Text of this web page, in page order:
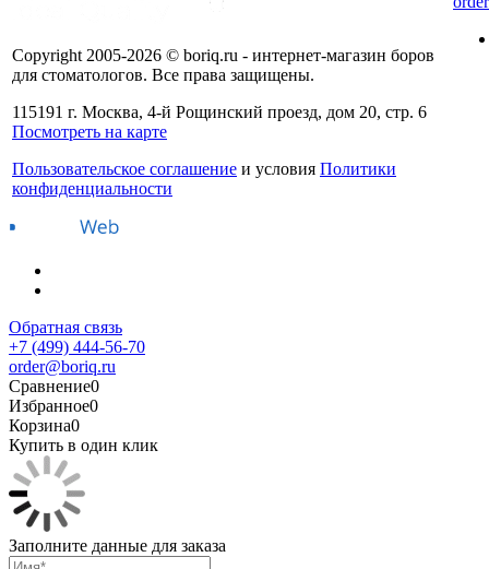
Copyright 2005-2026 © boriq.ru - интернет-магазин боров
для стоматологов. Все права защищены.
115191 г. Москва, 4-й Рощинский проезд, дом 20, стр. 6
Посмотреть на карте
Пользовательское соглашение и условия Политики
конфиденциальности
Обратная связь
+7 (499) 444-56-70
order@boriq.ru
Сравнение0
Избранное0
Корзина0
Купить в один клик
Заполните данные для заказа